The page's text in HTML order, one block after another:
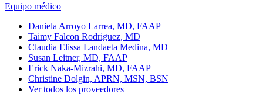
Equipo médico
Daniela Arroyo Larrea, MD, FAAP
Taimy Falcon Rodriguez, MD
Claudia Elissa Landaeta Medina, MD
Susan Leitner, MD, FAAP
Erick Naka-Mizrahi, MD, FAAP
Christine Dolgin, APRN, MSN, BSN
Ver todos los proveedores